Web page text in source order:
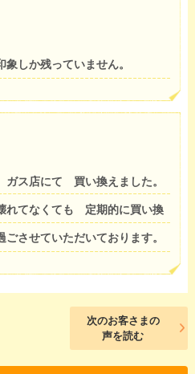
しか残っていません。
ス店にて 買い換えました。
れてなくても 定期的に買い換
させていただいております。
次のお客さまの
声を読む